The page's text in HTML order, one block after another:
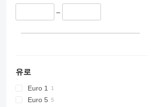
–
유로
Euro 1
Euro 5